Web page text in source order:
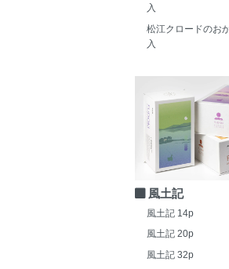
入
松江クロードのお
入
風土記
風土記 14p
風土記 20p
風土記 32p